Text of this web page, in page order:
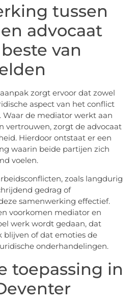
tussen
advocaat
van
zorgt ervoor dat zowel
aspect van het conflict
de mediator werkt aan
vertrouwen, zorgt de advocaat
Hierdoor ontstaat er een
waarin beide partijen zich
voelen.
zoals langdurig
gedrag of
samenwerking effectief.
voorkomen mediator en
werk wordt gedaan, dat
blijven of dat emoties de
onderhandelingen.
toepassing in